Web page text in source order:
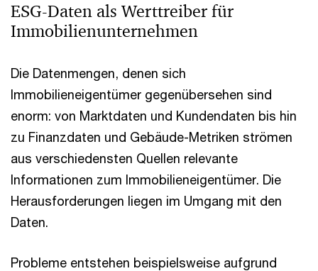
ESG-Daten als Werttreiber für
Immobilienunternehmen
Die Datenmengen, denen sich
Immobilieneigentümer gegenübersehen sind
enorm: von Marktdaten und Kundendaten bis hin
zu Finanzdaten und Gebäude-Metriken strömen
aus verschiedensten Quellen relevante
Informationen zum Immobilieneigentümer. Die
Herausforderungen liegen im Umgang mit den
Daten.
Probleme entstehen beispielsweise aufgrund